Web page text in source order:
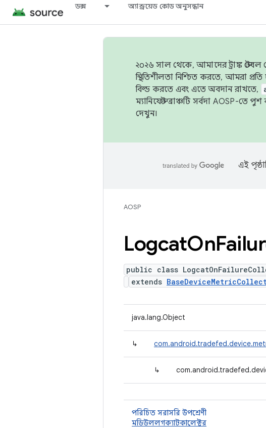
ডক্স অ্যান্ড্রয়েড কোড অনুসন্ধান
২০২৬ সাল থেকে, আমাদের ট্রাঙ্ক
স্থিতিশীলতা নিশ্চিত করতে, আমরা
বিল্ড করতে এবং এতে অবদান রাখতে,
ম্যানিফেস্ট ব্রাঞ্চটি সর্বদা AOSP-
দেখুন।
এই
AOSP
LogcatOn
public class
extends
java.lang.Object
↳
↳
পরিচিত সরাসরি উপশ্রেণী
মডিউললগক্যাটকালেক্টর